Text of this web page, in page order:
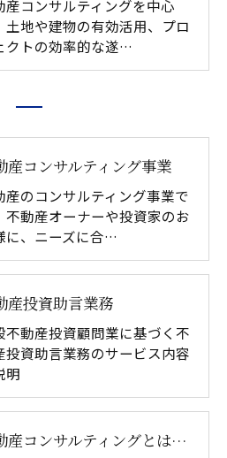
産コンサルティングを中心
土地や建物の有効活用、プロ
クトの効率的な遂…
産コンサルティング事業
産のコンサルティング事業で
不動産オーナーや投資家のお
に、ニーズに合…
産投資助言業務
不動産投資顧問業に基づく不
投資助言業務のサービス内容
明
不動産コンサルティングとは｜資産戦略・土地活用の意思決定支援